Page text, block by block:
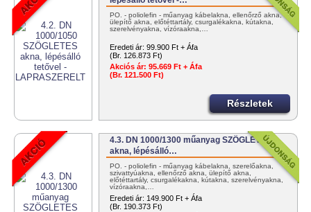
PO. - poliolefin - műanyag kábelakna, ellenőrző akna,
ülepítő akna, előtéttartály, csurgalékakna, kútakna,
szerelvényakna, vízóraakna,…
Eredeti ár: 99.900 Ft + Áfa
(Br. 126.873 Ft)
Akciós ár: 95.669 Ft + Áfa
(Br. 121.500 Ft)
Részletek
4.3. DN 1000/1300 műanyag SZÖGLETES
akna, lépésálló…
PO. - poliolefin - műanyag kábelakna, szerelőakna,
szivattyúakna, ellenőrző akna, ülepítő akna,
előtéttartály, csurgalékakna, kútakna, szerelvényakna,
vízóraakna,…
Eredeti ár: 149.900 Ft + Áfa
(Br. 190.373 Ft)